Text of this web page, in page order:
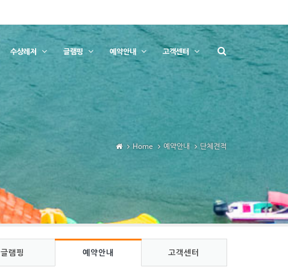
수상레저 글램핑 예약안내 고객센터
Home 예약안내 단체견적
글램핑 예약안내 고객센터